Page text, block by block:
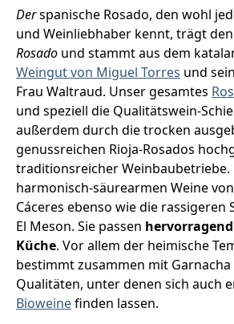
Derspanische Rosado, den wohl
und Weinliebhaber kennt, trägt
Rosado und stammt aus dem
Weingut von Miguel Torres und
Frau Waltraud. Unser gesamtes
und speziell die Qualitätswein-
außerdem durch die trocken
genussreichen Rioja-Rosados
traditionsreicher
harmonisch-säurearmen Weine
Cáceres ebenso wie die rassigeren
El Meson. Sie passen
Küche. Vor allem der heimische
bestimmt zusammen mit Garnacha
Qualitäten, unter denen sich auch
Bioweinefinden lassen.